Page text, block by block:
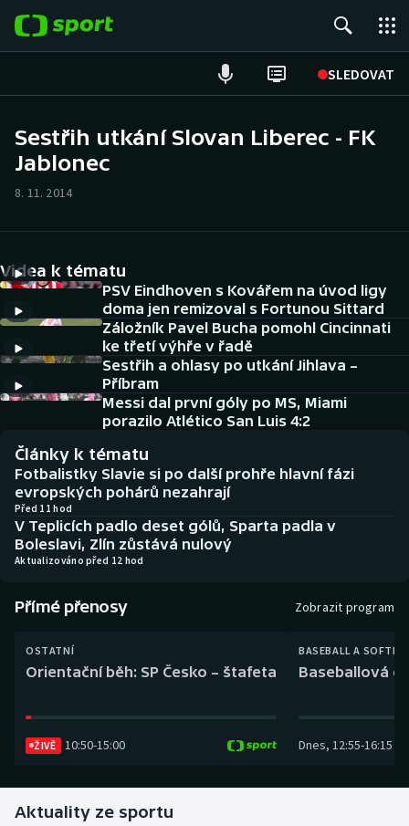
SLEDOVAT
Hokej
Cyklistika
DALŠÍ SPORTY
Americký fotbal
Baseball a softbal
Basketbal
Biatlon
Boby a skeleton
Box
Curling
Golf
NEPŘEHLÉDNĚTE
Historické návraty
Aplikace ČT sport
AZ kvíz
Sestřih utkání Slovan Liberec - FK
Jablonec
8. 11. 2014
Videa k tématu
PSV Eindhoven s Kovářem na úvod ligy
doma jen remizoval s Fortunou Sittard
Záložník Pavel Bucha pomohl Cincinnati
ke třetí výhře v řadě
Sestřih a ohlasy po utkání Jihlava –
Příbram
Messi dal první góly po MS, Miami
porazilo Atlético San Luis 4:2
Články k tématu
Fotbalistky Slavie si po další prohře hlavní fázi
evropských pohárů nezahrají
Před 11 hod
V Teplicích padlo deset gólů, Sparta padla v
Boleslavi, Zlín zůstává nulový
Aktualizováno před 12 hod
Přímé přenosy Zobrazit program
OSTATNÍ
Orientační běh: SP Česko – štafeta
ŽIVĚ 10:50-15:00
BASEBALL A
Baseballová
Dnes, 12:55-16:15
Aktuality ze sportu